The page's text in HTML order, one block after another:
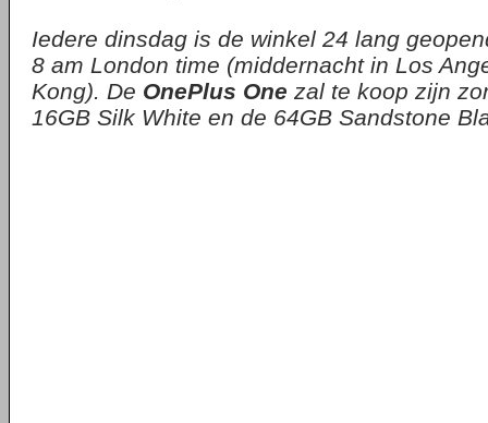
Iedere dinsdag is de winkel 24 lang
8 am London time (middernacht in Los
Kong). De OnePlus One zal te koop zijn
16GB Silk White en de 64GB Sandstone